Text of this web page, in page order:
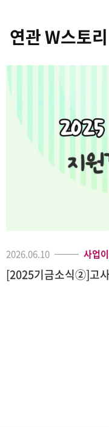
연관 W스토리
2026.06.10 사업
[2025기금소식②]고